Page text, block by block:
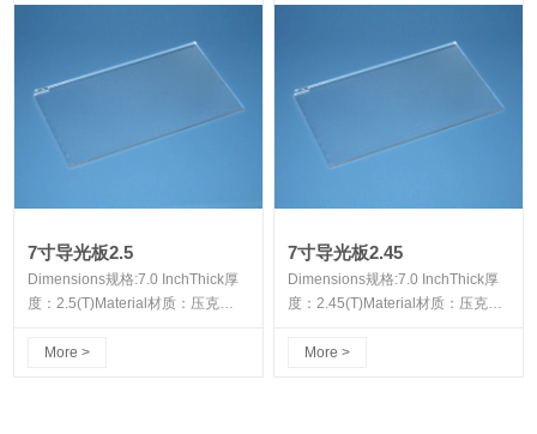
7寸导光板2.5
Dimensions规格:7.0 InchThick厚
度：2.5(T)Material材质：压克
More >
7寸导光板2.45
Dimensions规格:7.0 InchThick厚
度：2.45(T)Material材质：压克
More >